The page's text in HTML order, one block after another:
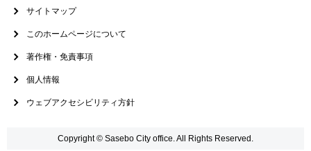
サイトマップ
このホームページについて
著作権・免責事項
個人情報
ウェブアクセシビリティ方針
Copyright © Sasebo City office. All Rights Reserved.